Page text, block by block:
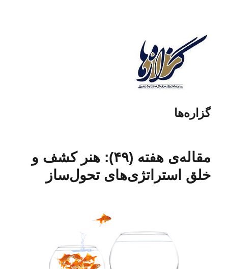
گزاره‌ها
مقاله‌ی هفته (۴۹): هنر کشف و
خلق استراتژی‌های تحول‌ساز